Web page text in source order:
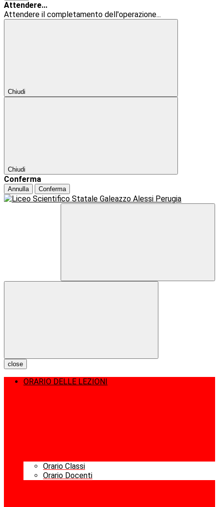
Attendere...
Attendere il completamento dell'operazione...
Chiudi
Chiudi
Conferma
Annulla Conferma
close
ORARIO DELLE LEZIONI
Orario Classi
Orario Docenti